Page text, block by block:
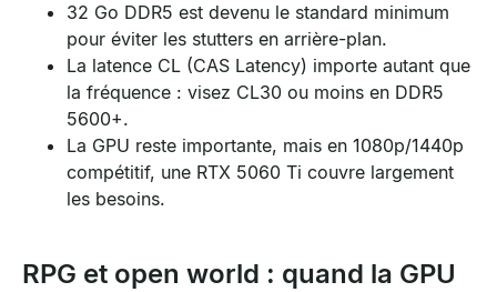
32 Go DDR5 est devenu le standard minimum
pour éviter les stutters en arrière-plan.
La latence CL (CAS Latency) importe autant que
la fréquence : visez CL30 ou moins en DDR5
5600+.
La GPU reste importante, mais en 1080p/1440p
compétitif, une RTX 5060 Ti couvre largement
les besoins.
RPG et open world : quand la GPU